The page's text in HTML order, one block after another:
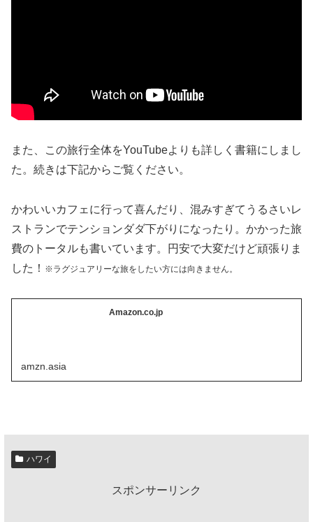
また、この旅行全体をYouTubeよりも詳しく書籍にしまし
た。続きは下記からご覧ください。
かわいいカフェに行って喜んだり、混みすぎてうるさいレ
ストランでテンションダダ下がりになったり。かかった旅
費のトータルも書いています。円安で大変だけど頑張りま
した！ ※ラグジュアリーな旅をしたい方には向きません。
Amazon.co.jp
amzn.asia
ハワイ
スポンサーリンク